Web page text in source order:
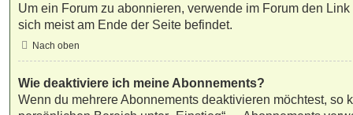
Um ein Forum zu abonnieren, verwende im Forum den Link
sich meist am Ende der Seite befindet.
Nach oben
Wie deaktiviere ich meine Abonnements?
Wenn du mehrere Abonnements deaktivieren möchtest, so